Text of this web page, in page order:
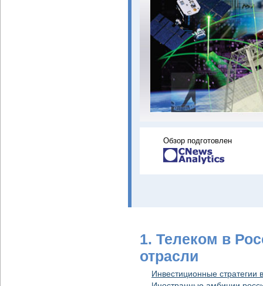
Обзор подготовлен
1. Телеком в
отрасли
Инвестиционные стратегии